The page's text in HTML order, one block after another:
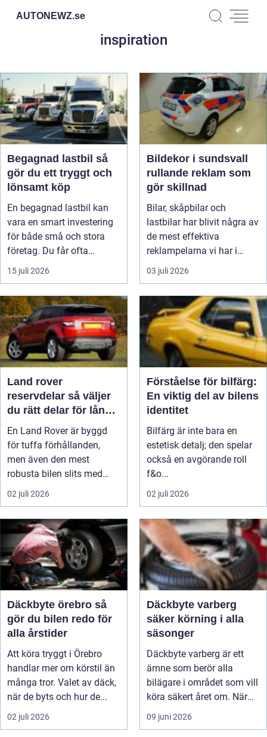
AUTONEWZ.se
inspiration
Begagnad lastbil så
gör du ett tryggt och
lönsamt köp
En begagnad lastbil kan
vara en smart investering
för både små och stora
företag. Du får ofta
mycket...
15 juli 2026
Bildekor i sundsvall
rullande reklam som
gör skillnad
Bilar, skåpbilar och
lastbilar har blivit några av
de mest effektiva
reklampelarna vi har i
vardagen...
03 juli 2026
Land rover
reservdelar så väljer
du rätt delar för lång
livslängd och trygg
körning
En Land Rover är byggd
för tuffa förhållanden,
men även den mest
robusta bilen slits med
tiden. Brom...
02 juli 2026
Förståelse för bilfärg:
En viktig del av bilens
identitet
Bilfärg är inte bara en
estetisk detalj; den spelar
också en avgörande roll
f&o...
02 juli 2026
Däckbyte örebro så
gör du bilen redo för
alla årstider
Att köra tryggt i Örebro
handlar mer om körstil än
många tror. Valet av däck,
när de byts och hur de...
02 juli 2026
Däckbyte varberg
säker körning i alla
säsonger
Däckbyte varberg är ett
ämne som berör alla
bilägare i området som vill
köra säkert året om. När
väd...
09 juni 2026